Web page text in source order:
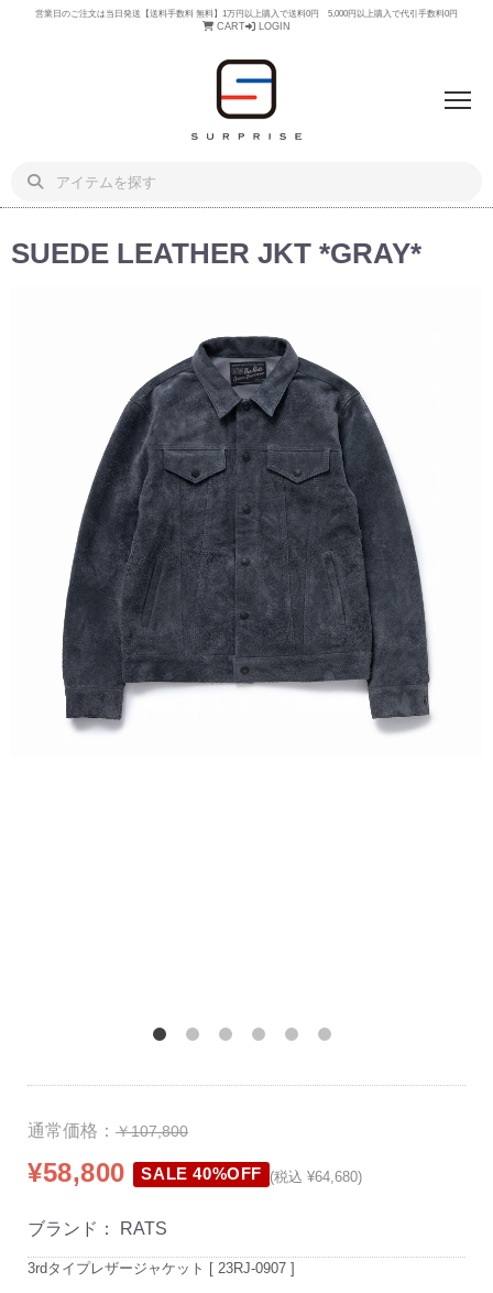
営業日のご注文は当日発送【送料手数料 無料】1万円以上購入で送料0円 5,000円以上購入で代引手数料0円
CART LOGIN
SUEDE LEATHER JKT *GRAY*
通常価格： ￥107,800
¥58,800 SALE 40%OFF (税込 ¥64,680)
ブランド： RATS
3rdタイプレザージャケット [ 23RJ-0907 ]